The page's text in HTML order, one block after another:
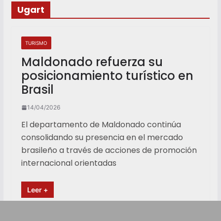
Ugart
TURISMO
Maldonado refuerza su
posicionamiento turístico en
Brasil
14/04/2026
El departamento de Maldonado continúa
consolidando su presencia en el mercado
brasileño a través de acciones de promoción
internacional orientadas
Leer +